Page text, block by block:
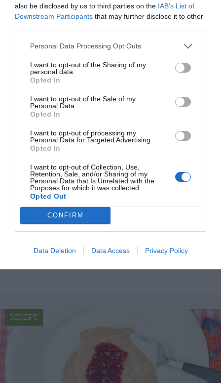
also be disclosed by us to third parties on the IAB’s List of
Downstream Participants that may further disclose it to other
Personal Data Processing Opt Outs
I want to opt-out of the Sharing of my
personal data.
Opted In
I want to opt-out of the Sale of my
Personal Data.
Opted In
I want to opt-out of processing my
Personal Data for Targeted Advertising.
Opted In
I want to opt-out of Collection, Use,
Retention, Sale, and/or Sharing of my
Personal Data that Is Unrelated with the
Purposes for which it was collected.
Opted Out
CONFIRM
Data Deletion Data Access Privacy Policy
Gröten passar alla men speciellt glutenintoleranta.
En...
Råggröt kokar du av rågflingor och vatten. En god,
RECEPT
RECEPT